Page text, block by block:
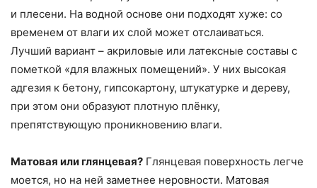
и плесени. На водной основе они подходят хуже: со
временем от влаги их слой может отслаиваться.
Лучший вариант – акриловые или латексные составы с
пометкой «для влажных помещений». У них высокая
адгезия к бетону, гипсокартону, штукатурке и дереву,
при этом они образуют плотную плёнку,
препятствующую проникновению влаги.
Матовая или глянцевая? Глянцевая поверхность легче
моется, но на ней заметнее неровности. Матовая